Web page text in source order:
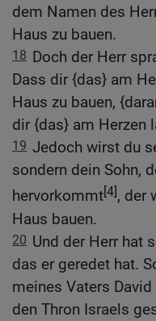
dem Namen des
Haus zu bauen.
18 Doch der Herr
Dass dir {das} am
Haus zu bauen,
dir {das} am Herzen
19 Jedoch wirst du
sondern dein Sohn,
hervorkommt[4], der
Haus bauen.
20 Und der Herr hat
das er geredet hat.
meines Vaters
den Thron Israels